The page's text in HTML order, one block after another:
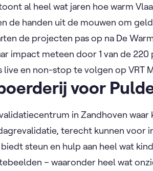
al heel wat jaren hoe warm
de handen uit de mouwen om
de projecten pas op na De
impact meteen door 1 van de
live en non-stop te volgen op VRT
voor
in Zandhoven
terecht kunnen voor
steun en hulp aan heel wat
– waaronder heel wat